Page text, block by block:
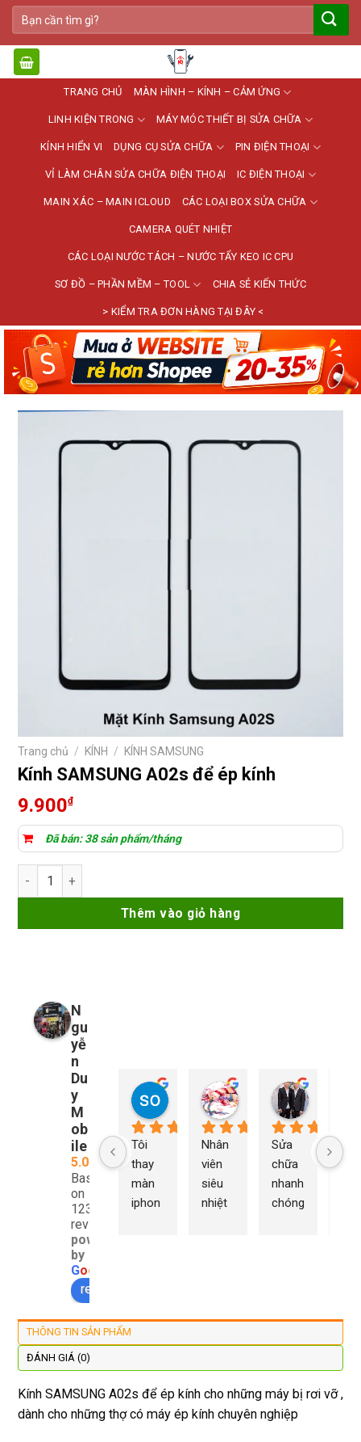
Bỏ
qua
nội
dung
Tìm
kiếm:
TRANG CHỦ MÀN HÌNH – KÍNH – CẢM ỨNG
LINH KIỆN TRONG MÁY MÓC THIẾT BỊ SỬA CHỮA
KÍNH HIỂN VI DỤNG CỤ SỬA CHỮA PIN ĐIỆN THOẠI
VỈ LÀM CHÂN SỬA CHỮA ĐIỆN THOẠI IC ĐIỆN THOẠI
MAIN XÁC – MAIN ICLOUD CÁC LOẠI BOX SỬA CHỮA
CAMERA QUÉT NHIỆT
CÁC LOẠI NƯỚC TÁCH – NƯỚC TẨY KEO IC CPU
SƠ ĐỒ – PHẦN MỀM – TOOL CHIA SẺ KIẾN THỨC
> KIỂM TRA ĐƠN HÀNG TẠI ĐÂY <
Trang chủ / KÍNH / KÍNH SAMSUNG
Kính SAMSUNG A02s để ép kính
9.900₫
Đã bán: 38 sản phẩm/tháng
Kính SAMSUNG A02s để ép kính số lượng
Thêm vào giỏ hàng
N
gu
yễ
n
Du
y
M
ob
ile
5.0
Based
on
1232
reviews
powered
by
Goo
review us on
so young
1 năm trước
Tôi
thay
màn
iphon
lại
xịn
miễn
My Nguyễn
2 năm trước
Nhân
viên
siêu
nhiệt
tôi sẽ
Sửa
chữa
nhanh
chóng
đây
dùng
trâu
n
tín
THÔNG TIN SẢN PHẨM
ĐÁNH GIÁ (0)
Kính SAMSUNG A02s để ép kính cho những máy bị rơi vỡ ,
dành cho những thợ có máy ép kính chuyên nghiệp